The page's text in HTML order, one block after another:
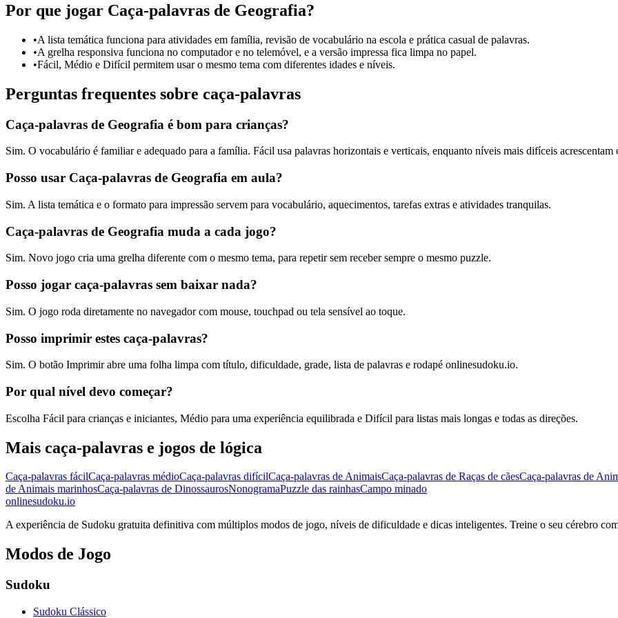
Por que jogar Caça-palavras de Geografia?
•A lista temática funciona para atividades em família, revisão de vocabulário na escola e prática casual de palavras.
•A grelha responsiva funciona no computador e no telemóvel, e a versão impressa fica limpa no papel.
•Fácil, Médio e Difícil permitem usar o mesmo tema com diferentes idades e níveis.
Perguntas frequentes sobre caça-palavras
Caça-palavras de Geografia é bom para crianças?
Sim. O vocabulário é familiar e adequado para a família. Fácil usa palavras horizontais e verticais, enquanto níveis mais difíceis acrescentam
Posso usar Caça-palavras de Geografia em aula?
Sim. A lista temática e o formato para impressão servem para vocabulário, aquecimentos, tarefas extras e atividades tranquilas.
Caça-palavras de Geografia muda a cada jogo?
Sim. Novo jogo cria uma grelha diferente com o mesmo tema, para repetir sem receber sempre o mesmo puzzle.
Posso jogar caça-palavras sem baixar nada?
Sim. O jogo roda diretamente no navegador com mouse, touchpad ou tela sensível ao toque.
Posso imprimir estes caça-palavras?
Sim. O botão Imprimir abre uma folha limpa com título, dificuldade, grade, lista de palavras e rodapé onlinesudoku.io.
Por qual nível devo começar?
Escolha Fácil para crianças e iniciantes, Médio para uma experiência equilibrada e Difícil para listas mais longas e todas as direções.
Mais caça-palavras e jogos de lógica
Caça-palavras fácilCaça-palavras médioCaça-palavras difícilCaça-palavras de AnimaisCaça-palavras de Raças de cãesCaça-palavras de
de Animais marinhosCaça-palavras de DinossaurosNonogramaPuzzle das rainhasCampo minado
onlinesudoku.io
A experiência de Sudoku gratuita definitiva com múltiplos modos de jogo, níveis de dificuldade e dicas inteligentes. Treine o seu cérebro
Modos de Jogo
Sudoku
Sudoku Clássico